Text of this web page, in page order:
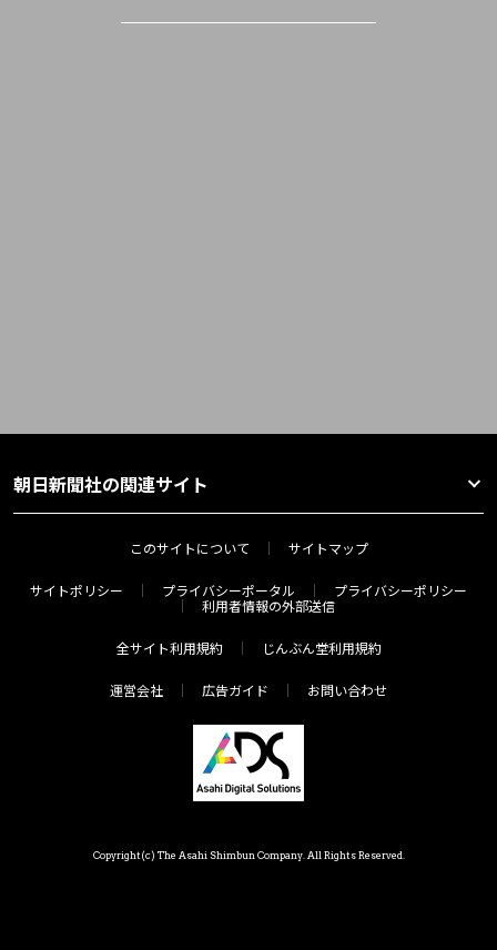
朝日新聞社の関連サイト
このサイトについて サイトマップ
サイトポリシー プライバシーポータル
プライバシーポリシー
利用者情報の外部送信
全サイト利用規約 じんぶん堂利用規約
運営会社 広告ガイド お問い合わせ
Copyright(c) The Asahi Shimbun Company. All Rights Reserved.